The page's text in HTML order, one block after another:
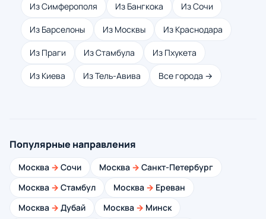
Из Симферополя Из Бангкока Из Сочи
Из Барселоны Из Москвы Из Краснодара
Из Праги Из Стамбула Из Пхукета
Из Киева Из Тель-Авива Все города →
Популярные направления
Москва → Сочи Москва → Санкт-Петербург
Москва → Стамбул Москва → Ереван
Москва → Дубай Москва → Минск